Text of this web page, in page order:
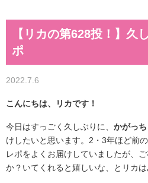
【リカの第628投！】久
ポ
2022.7.6
こんにちは、リカです！
今日はすっごく久しぶりに、 かがっ
けしたいと思います。2・3年ほど前
レポをよくお届けしていましたが、
か？いてくれると嬉しいな、とリカは